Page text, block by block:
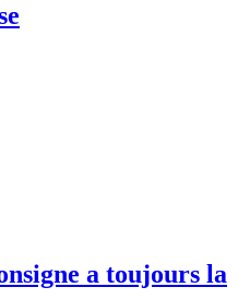
a toujours la